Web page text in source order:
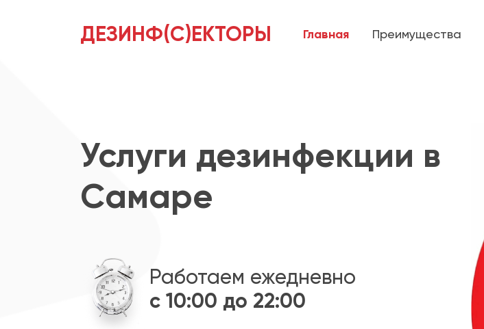
ДЕЗИНФ(С)ЕКТОРЫ Главная Преимущества
Услуги дезинфекции в
Самаре
Работаем ежедневно
с 10:00 до 22:00